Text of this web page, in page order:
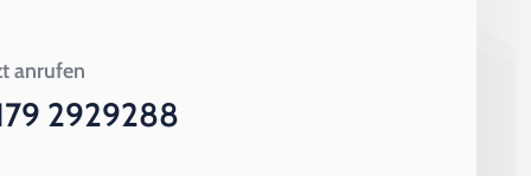
anrufen
2929288